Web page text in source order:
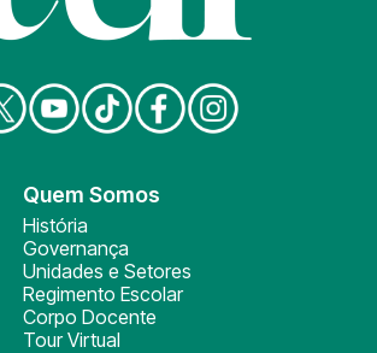
Quem Somos
História
Governança
Unidades e Setores
Regimento Escolar
Corpo Docente
Tour Virtual